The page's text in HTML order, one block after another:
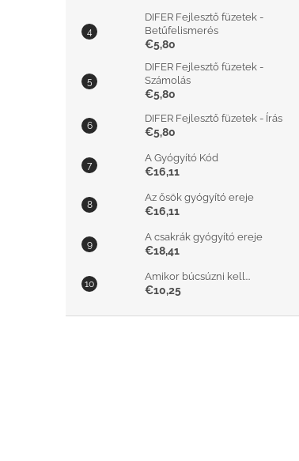
DIFER Fejlesztő füzetek -
Betűfelismerés
€5,80
DIFER Fejlesztő füzetek -
Számolás
€5,80
DIFER Fejlesztő füzetek - Írás
€5,80
A Gyógyító Kód
€16,11
Az ősök gyógyító ereje
€16,11
A csakrák gyógyító ereje
€18,41
Amikor búcsúzni kell...
€10,25